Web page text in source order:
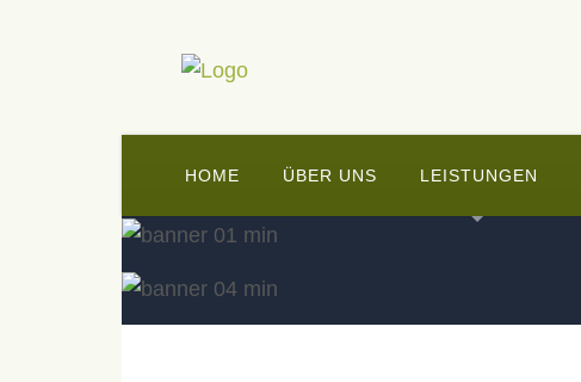
HOME ÜBER UNS LEISTUNGEN